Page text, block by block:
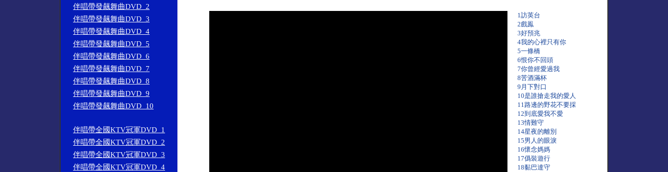
伴唱帶發飆舞曲DVD_2
伴唱帶發飆舞曲DVD_3
伴唱帶發飆舞曲DVD_4
伴唱帶發飆舞曲DVD_5
伴唱帶發飆舞曲DVD_6
伴唱帶發飆舞曲DVD_7
伴唱帶發飆舞曲DVD_8
伴唱帶發飆舞曲DVD_9
伴唱帶發飆舞曲DVD_10
伴唱帶全國KTV冠軍DVD_1
伴唱帶全國KTV冠軍DVD_2
伴唱帶全國KTV冠軍DVD_3
伴唱帶全國KTV冠軍DVD_4
1訪英台
2戲鳯
3好預兆
4我的心裡只有你
5一條橋
6恨你不回頭
7你曾經愛過我
8苦酒滿杯
9月下對口
10是誰搶走我的愛人
11路邊的野花不要採
12到底愛我不愛
13情難守
14星夜的離別
15男人的眼淚
16懷念媽媽
17僞裝遊行
18黏巴達守